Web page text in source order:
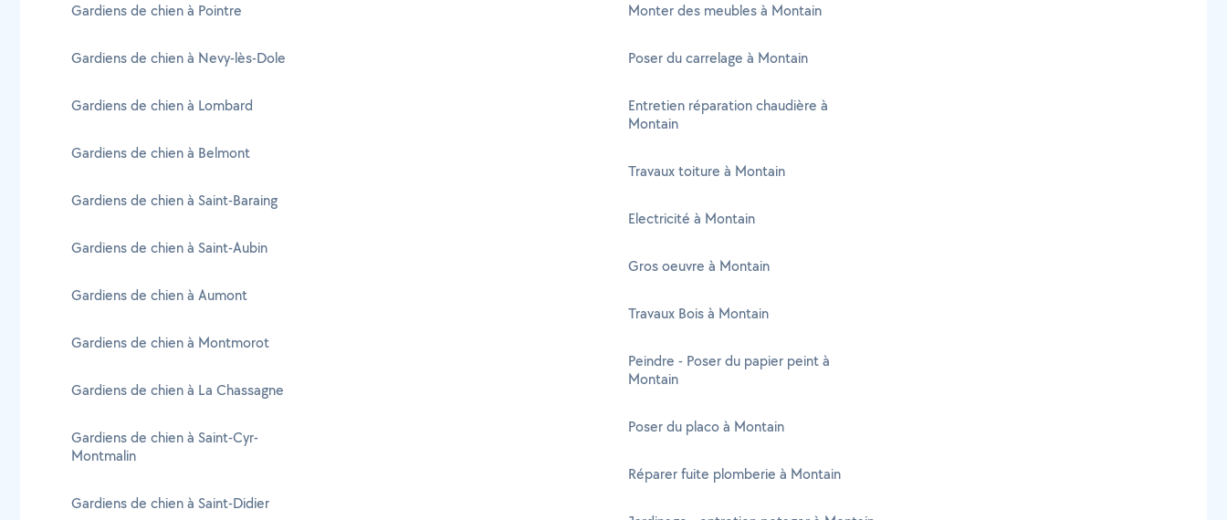
Gardiens de chien à Pointre
Gardiens de chien à Nevy-lès-Dole
Gardiens de chien à Lombard
Gardiens de chien à Belmont
Gardiens de chien à Saint-Baraing
Gardiens de chien à Saint-Aubin
Gardiens de chien à Aumont
Gardiens de chien à Montmorot
Gardiens de chien à La Chassagne
Gardiens de chien à Saint-Cyr-
Montmalin
Gardiens de chien à Saint-Didier
Monter des meubles à Montain
Poser du carrelage à Montain
Entretien réparation chaudière à
Montain
Travaux toiture à Montain
Electricité à Montain
Gros oeuvre à Montain
Travaux Bois à Montain
Peindre - Poser du papier peint à
Montain
Poser du placo à Montain
Réparer fuite plomberie à Montain